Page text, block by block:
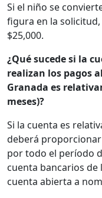
Si el niño se
figura en la
$25,000.
¿Qué sucede si la
realizan los pagos
Granada es
meses)?
Si la cuenta es
deberá
por todo el período
cuenta bancarios de
cuenta abierta a